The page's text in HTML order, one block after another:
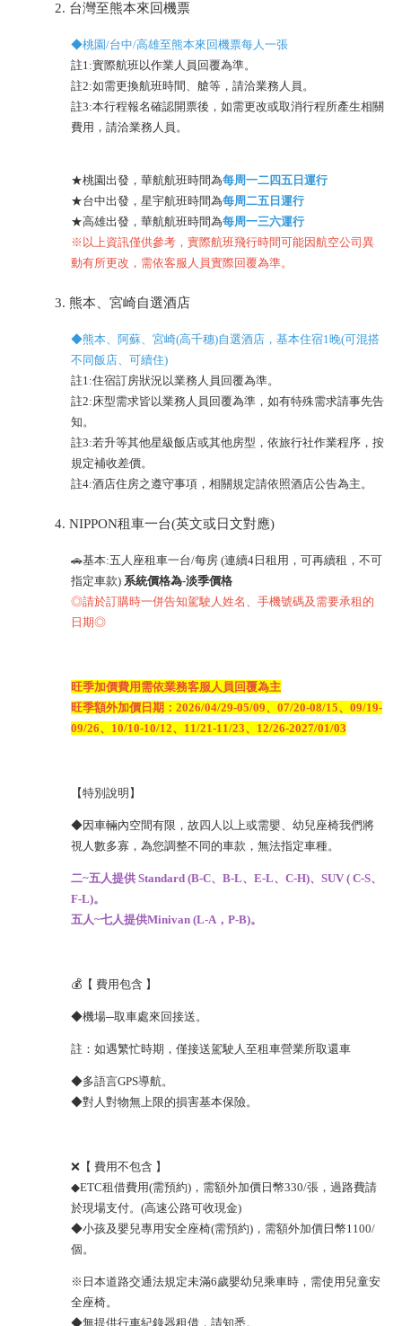
台灣至熊本來回機票
◆桃園/台中/高雄至熊本來回機票每人一張
註1:實際航班以作業人員回覆為準。
註2:如需更換航班時間、艙等，請洽業務人員。
註3:本行程報名確認開票後，如需更改或取消行程所產生相關
費用，請洽業務人員。
★桃園出發，華航航班時間為每周一二四五日運行
★台中出發，星宇航班時間為每周二五日運行
★高雄出發，華航航班時間為每周一三六運行
※ 以上資訊僅供參考，實際航班飛行時間可能因航空公司異
動有所更改，需依客服人員實際回覆為準。
熊本、宮崎自選酒店
◆熊本、阿蘇、宮崎(高千穗)自選酒店，基本住宿1晚(可混搭
不同飯店、可續住)
註1:住宿訂房狀況以業務人員回覆為準。
註2:床型需求皆以業務人員回覆為準，如有特殊需求請事先告
知。
註3:若升等其他星級飯店或其他房型，依旅行社作業程序，按
規定補收差價。
註4:酒店住房之遵守事項，相關規定請依照酒店公告為主。
NIPPON租車一台(英文或日文對應)
🚗基本:五人座租車一台/每房 (連續4日租用，可再續租，不可
指定車款) 系統價格為-淡季價格
◎請於訂購時一併告知駕駛人姓名、手機號碼及需要承租的
日期◎
旺季加價費用需依業務客服人員回覆為主
旺季額外加價日期：2026/04/29-05/09、07/20-08/15、09/19-
09/26、10/10-10/12、11/21-11/23、12/26-2027/01/03
【特別說明】
◆因車輛內空間有限，故四人以上或需嬰、幼兒座椅我們將
視人數多寡，為您調整不同的車款，無法指定車種。
二~五人提供 Standard (B-C、B-L、E-L、C-H)、SUV ( C-S、
F-L)。
五人~七人提供Minivan (L-A，P-B)。
💰【 費用包含 】
◆機場─取車處來回接送。
註：如遇繁忙時期，僅接送駕駛人至租車營業所取還車
◆多語言GPS導航。
◆對人對物無上限的損害基本保險。
❌【 費用不包含 】
◆ETC租借費用(需預約)，需額外加價日幣330/張，過路費請
於現場支付。(高速公路可收現金)
◆小孩及嬰兒專用安全座椅(需預約)，需額外加價日幣1100/
個。
※日本道路交通法規定未滿6歲嬰幼兒乘車時，需使用兒童安
全座椅。
◆無提供行車紀錄器租借，請知悉。